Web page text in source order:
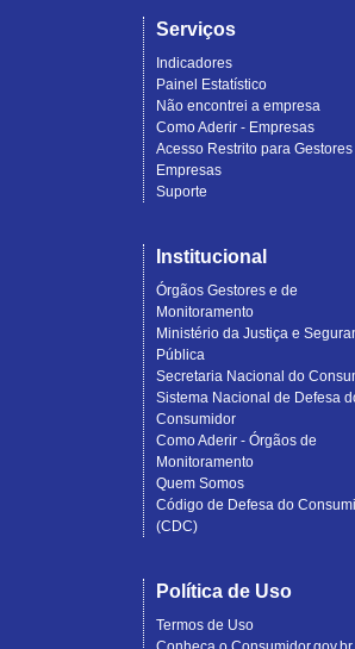
Serviços
Indicadores
Painel Estatístico
Não encontrei a empresa
Como Aderir - Empresas
Acesso Restrito para Gestores
Empresas
Suporte
Institucional
Órgãos Gestores e de
Monitoramento
Ministério da Justiça e
Pública
Secretaria Nacional do
Sistema Nacional de Defesa
Consumidor
Como Aderir - Órgãos de
Monitoramento
Quem Somos
Código de Defesa do
(CDC)
Política de Uso
Termos de Uso